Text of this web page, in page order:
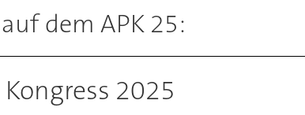
dem APK 25:
2025